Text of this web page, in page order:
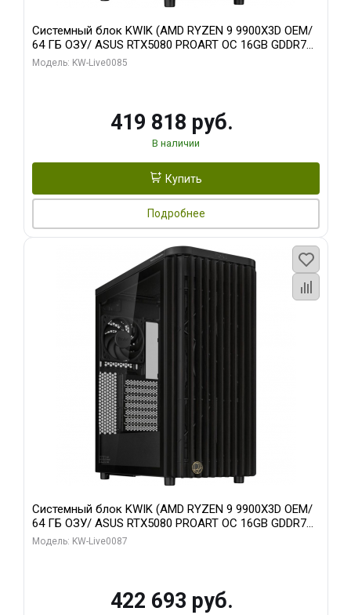
Системный блок KWIK (AMD RYZEN 9 9900X3D OEM/
64 ГБ ОЗУ/ ASUS RTX5080 PROART OC 16GB GDDR7
256bit Type-C DP 2/ 960 ГБ SSD)
Модель: KW-Live0085
419 818 руб.
В наличии
Купить
Подробнее
Системный блок KWIK (AMD RYZEN 9 9900X3D OEM/
64 ГБ ОЗУ/ ASUS RTX5080 PROART OC 16GB GDDR7
256bit Type-C DP 2/ 1 ТБ SSD)
Модель: KW-Live0087
422 693 руб.